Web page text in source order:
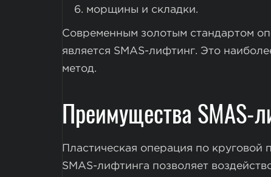
морщины и складки.
Современным золотым стандартом
является SMAS-лифтинг. Это
метод.
Преимущества SMAS-
Пластическая операция по
SMAS-лифтинга позволяет